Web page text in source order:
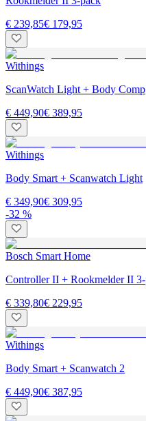
€ 239,85€ 179,95
Withings
ScanWatch Light + Body Comp
€ 449,90€ 389,95
Withings
Body Smart + Scanwatch Light
€ 349,90€ 309,95
-32 %
Bosch Smart Home
Controller II + Rookmelder II
€ 339,80€ 229,95
Withings
Body Smart + Scanwatch 2
€ 449,90€ 387,95